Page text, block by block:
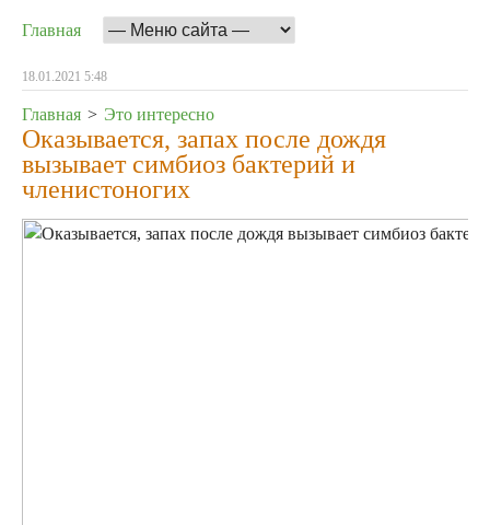
Главная
18.01.2021 5:48
Главная > Это интересно
Оказывается, запах после дождя
вызывает симбиоз бактерий и
членистоногих